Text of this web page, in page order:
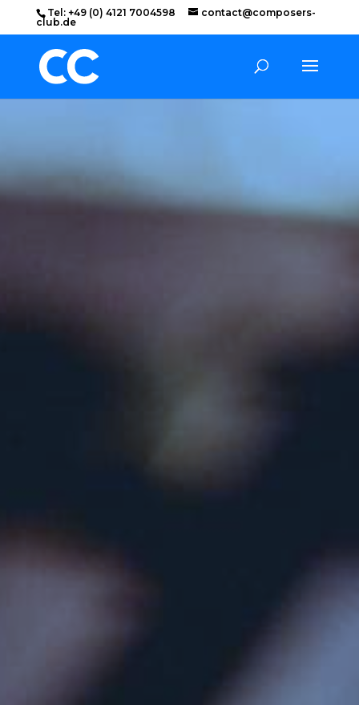
Tel: +49 (0) 4121 7004598
contact@composers-
club.de